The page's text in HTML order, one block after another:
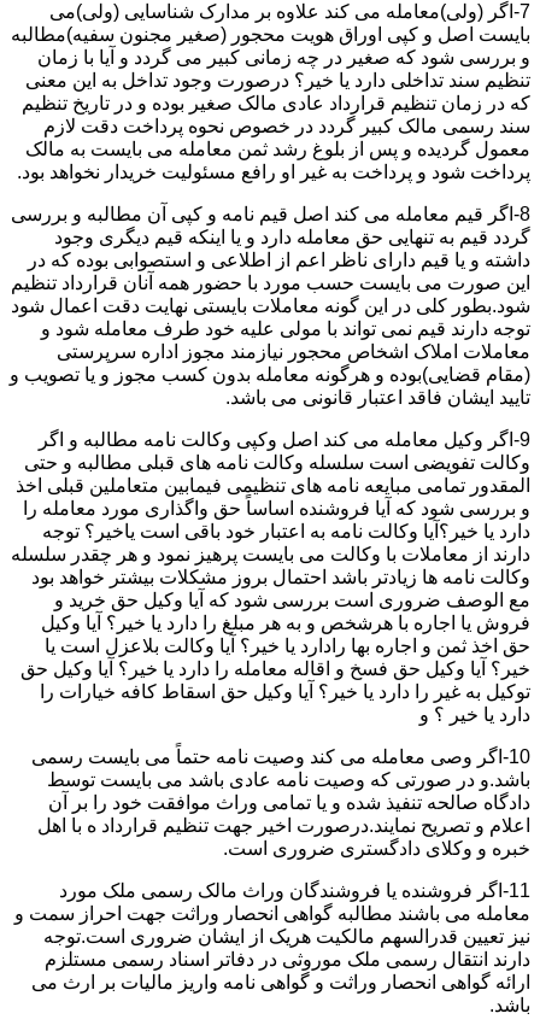
7-اگر (ولی)معامله می کند علاوه بر مدارک شناسایی (ولی)می
بایست اصل و کپی اوراق هویت محجور (صغیر مجنون سفیه)مطالبه
و بررسی شود که صغیر در چه زمانی کبیر می گردد و آیا با زمان
تنظیم سند تداخلی دارد یا خیر؟ درصورت وجود تداخل به این معنی
که در زمان تنظیم قرارداد عادی مالک صغیر بوده و در تاریخ تنظیم
سند رسمی مالک کبیر گردد در خصوص نحوه پرداخت دقت لازم
معمول گردیده و پس از بلوغ رشد ثمن معامله می بایست به مالک
پرداخت شود و پرداخت به غیر او رافع مسئولیت خریدار نخواهد بود.
8-اگر قیم معامله می کند اصل قیم نامه و کپی آن مطالبه و بررسی
گردد قیم به تنهایی حق معامله دارد و یا اینکه قیم دیگری وجود
داشته و یا قیم دارای ناظر اعم از اطلاعی و استصوابی بوده که در
این صورت می بایست حسب مورد با حضور همه آنان قرارداد تنظیم
شود.بطور کلی در این گونه معاملات بایستی نهایت دقت اعمال شود
توجه دارند قیم نمی تواند با مولی علیه خود طرف معامله شود و
معاملات املاک اشخاص محجور نیازمند مجوز اداره سرپرستی
(مقام قضایی)بوده و هرگونه معامله بدون کسب مجوز و یا تصویب و
تایید ایشان فاقد اعتبار قانونی می باشد.
9-اگر وکیل معامله می کند اصل وکپی وکالت نامه مطالبه و اگر
وکالت تفویضی است سلسله وکالت نامه های قبلی مطالبه و حتی
المقدور تمامی مبایعه نامه های تنظیمی فیمابین متعاملین قبلی اخذ
و بررسی شود که آیا فروشنده اساساً حق واگذاری مورد معامله را
دارد یا خیر؟آیا وکالت نامه به اعتبار خود باقی است یاخیر؟ توجه
دارند از معاملات با وکالت می بایست پرهیز نمود و هر چقدر سلسله
وکالت نامه ها زیادتر باشد احتمال بروز مشکلات بیشتر خواهد بود
مع الوصف ضروری است بررسی شود که آیا وکیل حق خرید و
فروش یا اجاره با هرشخص و به هر مبلغ را دارد یا خیر؟ آیا وکیل
حق اخذ ثمن و اجاره بها رادارد یا خیر؟ آیا وکالت بلاعزل است یا
خیر؟ آیا وکیل حق فسخ و اقاله معامله را دارد یا خیر؟ آیا وکیل حق
توکیل به غیر را دارد یا خیر؟ آیا وکیل حق اسقاط کافه خیارات را
دارد یا خیر ؟ و
10-اگر وصی معامله می کند وصیت نامه حتماً می بایست رسمی
باشد.و در صورتی که وصیت نامه عادی باشد می بایست توسط
دادگاه صالحه تنفیذ شده و یا تمامی وراث موافقت خود را بر آن
اعلام و تصریح نمایند.درصورت اخیر جهت تنظیم قرارداد ه با اهل
خبره و وکلای دادگستری ضروری است.
11-اگر فروشنده یا فروشندگان وراث مالک رسمی ملک مورد
معامله می باشند مطالبه گواهی انحصار وراثت جهت احراز سمت و
نیز تعیین قدرالسهم مالکیت هریک از ایشان ضروری است.توجه
دارند انتقال رسمی ملک موروثی در دفاتر اسناد رسمی مستلزم
ارائه گواهی انحصار وراثت و گواهی نامه واریز مالیات بر ارث می
باشد.